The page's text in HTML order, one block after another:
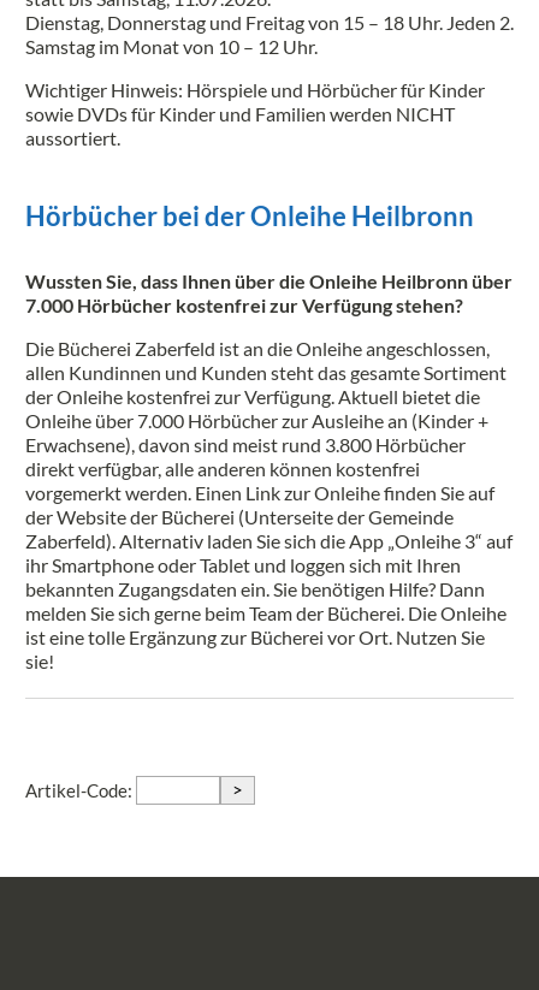
Dienstag, Donnerstag und Freitag von 15 – 18 Uhr. Jeden 2.
Samstag im Monat von 10 – 12 Uhr.
Wichtiger Hinweis: Hörspiele und Hörbücher für Kinder
sowie DVDs für Kinder und Familien werden NICHT
aussortiert.
Hörbücher bei der Onleihe Heilbronn
Wussten Sie, dass Ihnen über die Onleihe Heilbronn über
7.000 Hörbücher kostenfrei zur Verfügung stehen?
Die Bücherei Zaberfeld ist an die Onleihe angeschlossen,
allen Kundinnen und Kunden steht das gesamte Sortiment
der Onleihe kostenfrei zur Verfügung. Aktuell bietet die
Onleihe über 7.000 Hörbücher zur Ausleihe an (Kinder +
Erwachsene), davon sind meist rund 3.800 Hörbücher
direkt verfügbar, alle anderen können kostenfrei
vorgemerkt werden. Einen Link zur Onleihe finden Sie auf
der Website der Bücherei (Unterseite der Gemeinde
Zaberfeld). Alternativ laden Sie sich die App „Onleihe 3“ auf
ihr Smartphone oder Tablet und loggen sich mit Ihren
bekannten Zugangsdaten ein. Sie benötigen Hilfe? Dann
melden Sie sich gerne beim Team der Bücherei. Die Onleihe
ist eine tolle Ergänzung zur Bücherei vor Ort. Nutzen Sie
sie!
Artikel-Code: >